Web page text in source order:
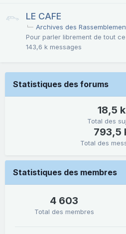
LE CAFE
Archives des
Pour parler librement de tout
143,6 k messages
Statistiques des forums
18,5 k
Total des
793,5
Total des
Statistiques des membres
4 603
Total des membres